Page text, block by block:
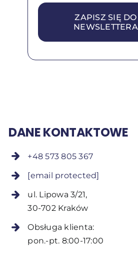
ZAPISZ SIĘ DO
NEWSLETTERA
DANE KONTAKTOWE
+48 573 805 367
[email protected]
ul. Lipowa 3/21,
30-702 Kraków
Obsługa klienta:
pon.-pt. 8:00-17:00